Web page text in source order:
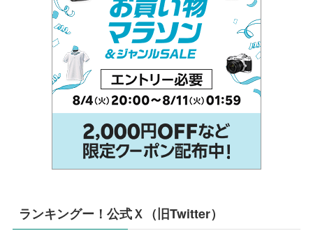
ランキングー！公式Ｘ（旧Twitter）